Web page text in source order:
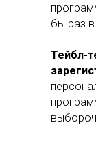
бы раз
Тейбл-